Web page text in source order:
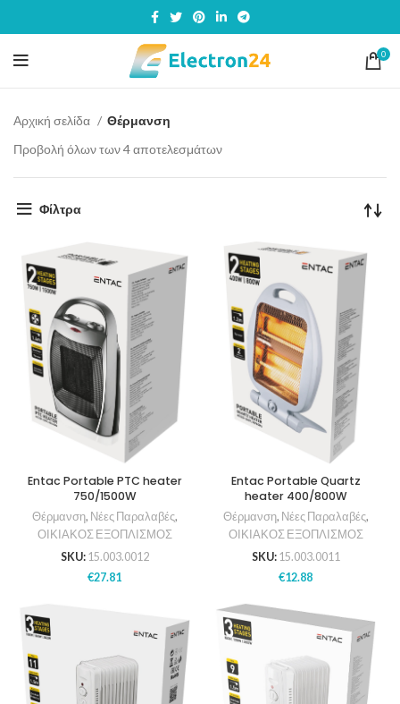
0
Αρχική σελίδα
Θέρμανση
Προβολή όλων των 4 αποτελεσμάτων
Φίλτρα
Entac Portable PTC heater
750/1500W
Θέρμανση, Νέες Παραλαβές,
ΟΙΚΙΑΚΟΣ ΕΞΟΠΛΙΣΜΟΣ
SKU: 15.003.0012
€27.81
Entac Portable Quartz
heater 400/800W
Θέρμανση, Νέες Παραλαβές,
ΟΙΚΙΑΚΟΣ ΕΞΟΠΛΙΣΜΟΣ
SKU: 15.003.0011
€12.88